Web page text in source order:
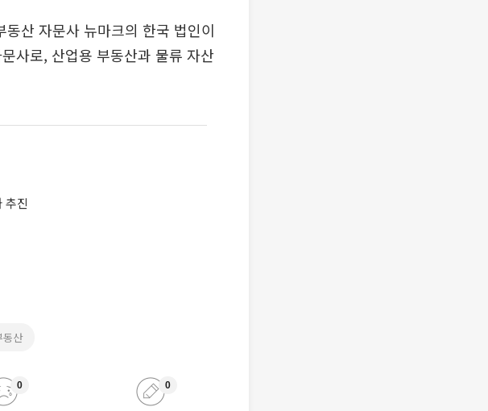
산 자문사 뉴마크의 한국 법인이
사로, 산업용 부동산과 물류 자산
추진
동산
0 0